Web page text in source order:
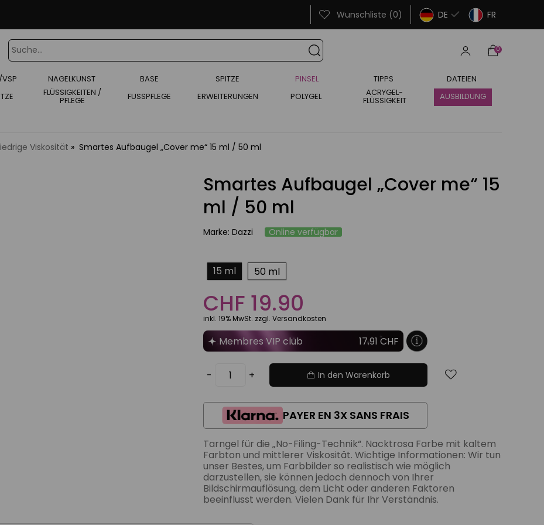
Wunschliste (0) DE FR
0
VSP NAGELKUNST BASE SPITZE PINSEL TIPPS
DATEIEN
FLÜSSIGKEITEN /
PFLEGE FUSSPFLEGE ERWEITERUNGEN POLYGEL ACRYGEL-
FLÜSSIGKEIT AUSBILDUNG
Viskosität Smartes Aufbaugel „Cover me“ 15 ml / 50 ml
Smartes Aufbaugel „Cover me“ 15
ml / 50 ml
Marke: Dazzi Online verfügbar
15 ml 50 ml
CHF 19.90
inkl. 19% MwSt. zzgl. Versandkosten
Membres VIP club 17.91 CHF
- + In den Warenkorb
PAYER EN 3X SANS FRAIS
Tarngel für die „No-Filing-Technik“. Nacktrosa Farbe mit kaltem
Farbton und mittlerer Viskosität. Wichtige Informationen: Wir tun
unser Bestes, um Farbbilder so realistisch wie möglich
darzustellen, sie können jedoch dennoch von Ihrer
Bildschirmauflösung, dem Licht oder anderen Faktoren
beeinflusst werden. Vielen Dank für Ihr Verständnis.